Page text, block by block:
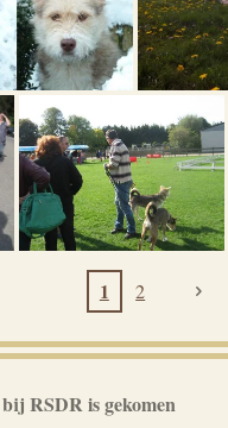
1 2
RSDR is gekomen